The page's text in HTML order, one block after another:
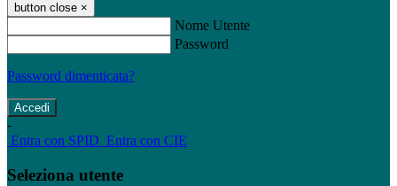
button close ×
Nome Utente
Password
Password dimenticata?
-
Entra con SPID Entra con CIE
Seleziona utente